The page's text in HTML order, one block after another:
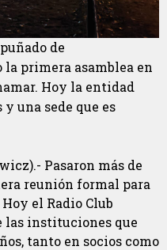
de
primera asamblea en
Hoy la entidad
y una sede que es
Pasaron más de
reunión formal para
el Radio Club
las instituciones que
tanto en socios como